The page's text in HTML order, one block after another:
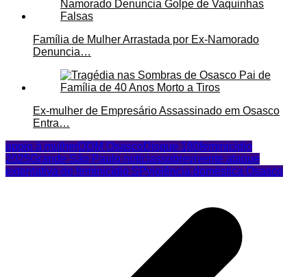
Família de Mulher Arrastada por Ex-Namorado
Denuncia…
Ex-mulher de Empresário Assassinado em Osasco
Entra…
apoio à mulherDDM Osasco Disque 180feminicídio
2025Grande São Paulo notíciassobrevivente ataque
extentativa de feminicídio SPviolência doméstica Osasco